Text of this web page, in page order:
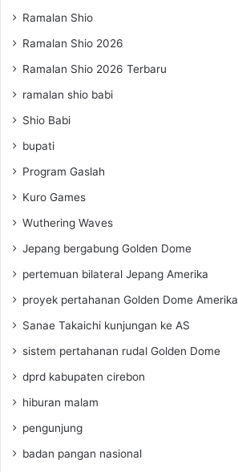
Ramalan Shio
Ramalan Shio 2026
Ramalan Shio 2026 Terbaru
ramalan shio babi
Shio Babi
bupati
Program Gaslah
Kuro Games
Wuthering Waves
Jepang bergabung Golden Dome
pertemuan bilateral Jepang Amerika
proyek pertahanan Golden Dome Amerika
Sanae Takaichi kunjungan ke AS
sistem pertahanan rudal Golden Dome
dprd kabupaten cirebon
hiburan malam
pengunjung
badan pangan nasional